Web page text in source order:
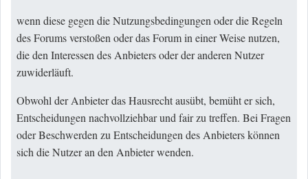
wenn diese gegen die Nutzungsbedingungen oder die Regeln
des Forums verstoßen oder das Forum in einer Weise nutzen,
die den Interessen des Anbieters oder der anderen Nutzer
zuwiderläuft.
Obwohl der Anbieter das Hausrecht ausübt, bemüht er sich,
Entscheidungen nachvollziehbar und fair zu treffen. Bei Fragen
oder Beschwerden zu Entscheidungen des Anbieters können
sich die Nutzer an den Anbieter wenden.